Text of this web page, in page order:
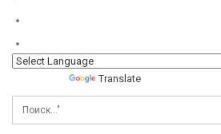
Translate